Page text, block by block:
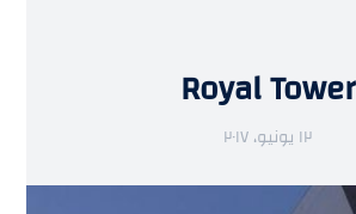
Royal Tower
١٢ يونيو، ٢٠١٧